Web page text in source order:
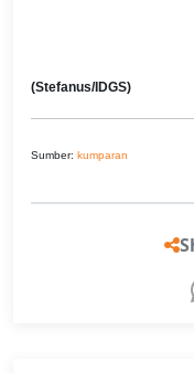
(Stefanus/IDGS)
Sumber: kumparan